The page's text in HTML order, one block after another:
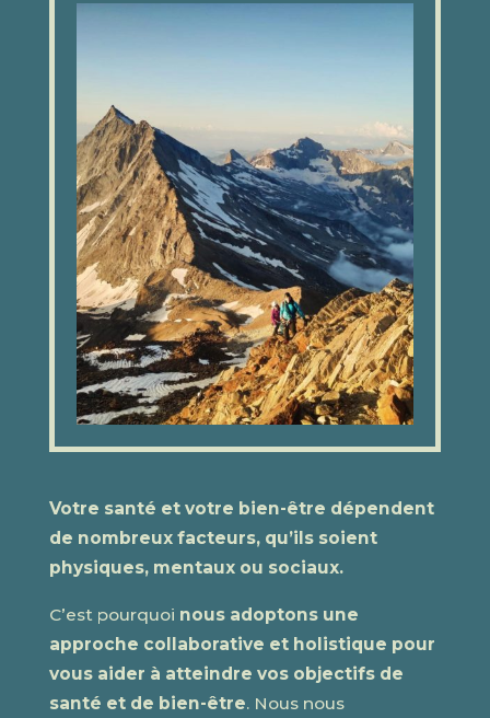
Votre santé et votre bien-être dépendent
de nombreux facteurs, qu’ils soient
physiques, mentaux ou sociaux.
C’est pourquoi nous adoptons une
approche collaborative et holistique pour
vous aider à atteindre vos objectifs de
santé et de bien-être. Nous nous